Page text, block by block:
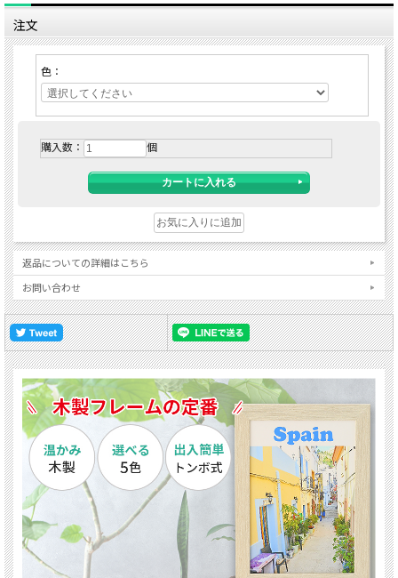
注文
色：
購入数： 個
返品についての詳細はこちら
お問い合わせ